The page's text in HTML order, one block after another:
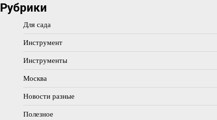
Рубрики
Для сада
Инструмент
Инструменты
Москва
Новости разные
Полезное